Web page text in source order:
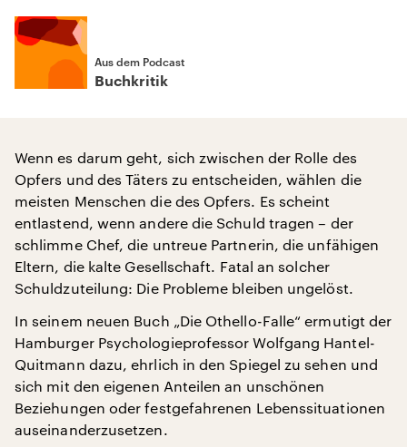
Aus dem Podcast
Buchkritik
Wenn es darum geht, sich zwischen der Rolle des
Opfers und des Täters zu entscheiden, wählen die
meisten Menschen die des Opfers. Es scheint
entlastend, wenn andere die Schuld tragen – der
schlimme Chef, die untreue Partnerin, die unfähigen
Eltern, die kalte Gesellschaft. Fatal an solcher
Schuldzuteilung: Die Probleme bleiben ungelöst.
In seinem neuen Buch „Die Othello-Falle“ ermutigt der
Hamburger Psychologieprofessor Wolfgang Hantel-
Quitmann dazu, ehrlich in den Spiegel zu sehen und
sich mit den eigenen Anteilen an unschönen
Beziehungen oder festgefahrenen Lebenssituationen
auseinanderzusetzen.